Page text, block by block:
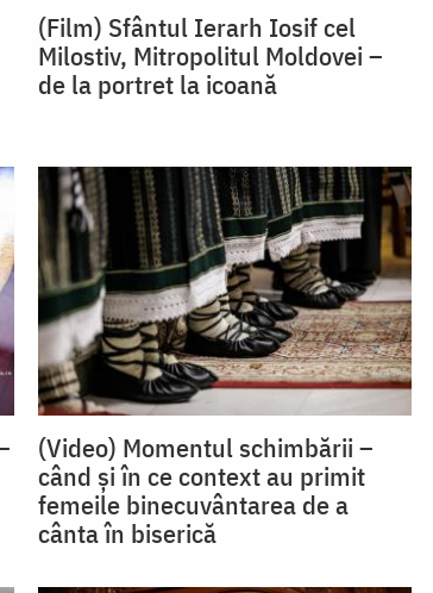
(Film) Sfântul Ierarh Iosif cel
Milostiv, Mitropolitul Moldovei –
de la portret la icoană
(Video) Momentul schimbării –
când și în ce context au primit
femeile binecuvântarea de a
cânta în biserică